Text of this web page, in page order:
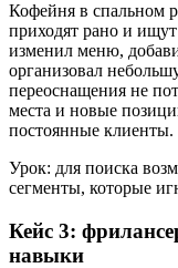
Кофейня в спальном
приходят рано и ищут
изменил меню,
организовал
переоснащения не
места и новые
постоянные клиенты.
Урок: для поиска
сегменты, которые
Кейс 3:
навыки